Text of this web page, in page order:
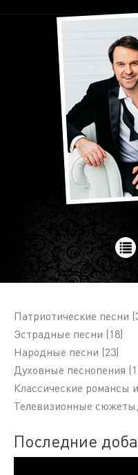
Патриотические песни
Эстрадные песни (18)
Народные песни (23)
Духовные песнопения
Классические романсы
Телевизионные
Последние